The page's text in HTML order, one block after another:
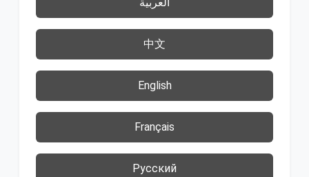
中文
English
Français
Русский